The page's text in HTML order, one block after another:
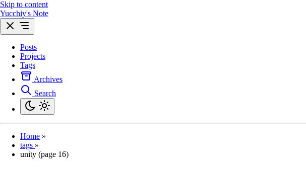
Skip to content
Yucchiy's Note
Posts
Projects
Tags
Archives
Search
Home »
tags »
unity (page 16)